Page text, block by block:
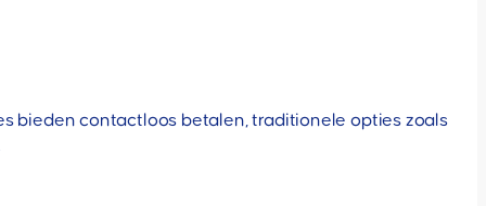
bieden contactloos betalen, traditionele opties zoals